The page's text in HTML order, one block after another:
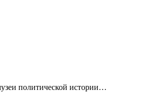
политической истории…